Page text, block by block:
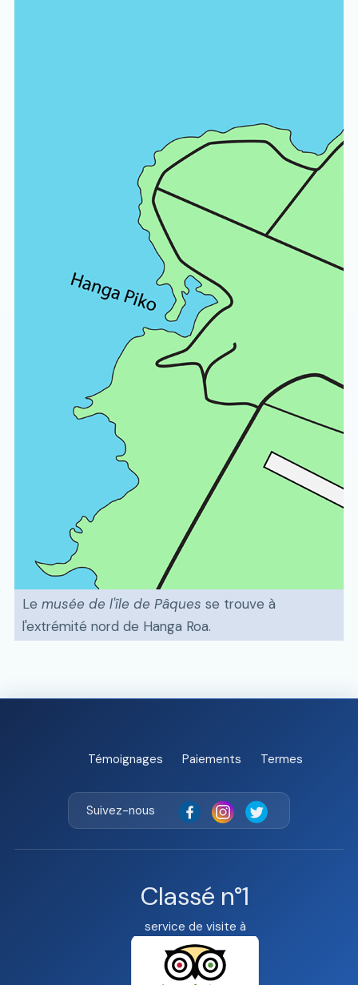
Le musée de l'île de Pâques se trouve à
l'extrémité nord de Hanga Roa.
Témoignages Paiements Termes
Suivez-nous
Classé n°1
service de visite à